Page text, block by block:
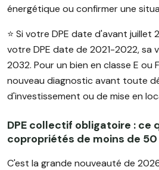
énergétique ou confirmer une
⭐️ Si votre DPE date d'avant juillet
votre DPE date de 2021-2022, sa
2032. Pour un bien en classe E ou
nouveau diagnostic avant toute
d'investissement ou de mise en
DPE collectif obligatoire : ce
copropriétés de moins de
C'est la grande nouveauté de